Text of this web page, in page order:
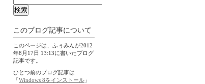
このブログ記事について
このページは、ふぅみんが2012
年8月17日 13:13に書いたブログ
記事です。
ひとつ前のブログ記事は
「Windows 8をインストール 」